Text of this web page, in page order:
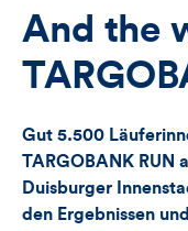
für
Views,
Likes
und
Views
Likes
And the
Gut 5.500
TARGOBANK RUN
Duisburger
den Ergebnissen